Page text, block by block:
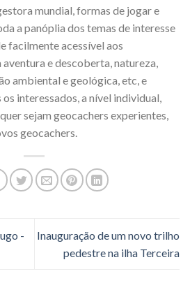
mundial, formas de jogar e
a panóplia dos temas de interesse
facilmente acessível aos
e descoberta, natureza,
ambiental e geológica, etc, e
interessados, a nível individual,
sejam geocachers experientes,
geocachers.
-
Inauguração de um novo trilho
pedestre na ilha Terceira